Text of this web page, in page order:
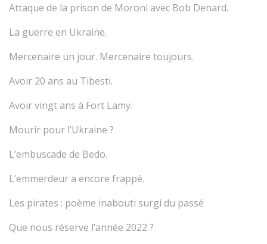
Attaque de la prison de Moroni avec Bob Denard.
La guerre en Ukraine.
Mercenaire un jour. Mercenaire toujours.
Avoir 20 ans au Tibesti.
Avoir vingt ans à Fort Lamy.
Mourir pour l’Ukraine ?
L’embuscade de Bedo.
L’emmerdeur a encore frappé.
Les pirates : poème inabouti surgi du passé
Que nous réserve l’année 2022 ?